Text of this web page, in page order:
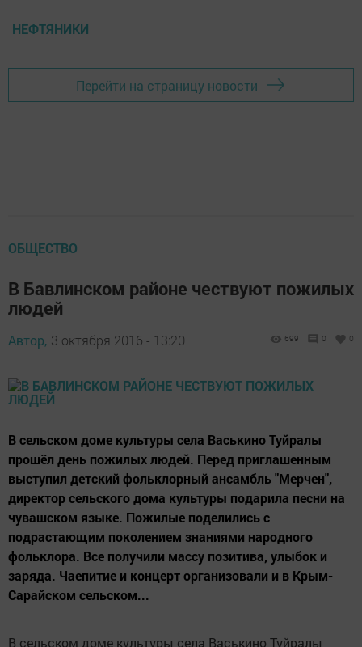
НЕФТЯНИКИ
Перейти на страницу новости
ОБЩЕСТВО
В Бавлинском районе чествуют пожилых
людей
Автор, 3 октября 2016 - 13:20 699 0 0
В сельском доме культуры села Васькино Туйралы
прошёл день пожилых людей. Перед приглашенным
выступил детский фольклорный ансамбль "Мерчен",
директор сельского дома культуры подарила песни на
чувашском языке. Пожилые поделились с
подрастающим поколением знаниями народного
фольклора. Все получили массу позитива, улыбок и
заряда. Чаепитие и концерт организовали и в Крым-
Сарайском сельском...
В сельском доме культуры села Васькино Туйралы